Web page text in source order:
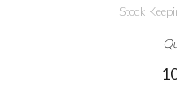
Stock